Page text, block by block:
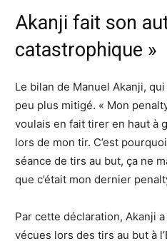
Akanji fait son
catastrophique »
Le bilan de Manuel Akanji,
peu plus mitigé. « Mon
voulais en fait tirer en haut à
lors de mon tir. C’est
séance de tirs au but, ça ne
que c’était mon dernier
Par cette déclaration, Akanji
vécues lors des tirs au but à